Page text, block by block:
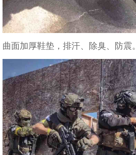
曲面加厚鞋垫，排汗、除臭、防震。